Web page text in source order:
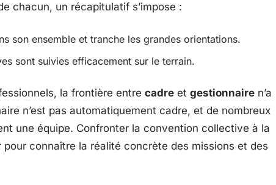
chacun, un récapitulatif s’impose :
son ensemble et tranche les grandes orientations.
sont suivies efficacement sur le terrain.
la frontière entre cadre et gestionnaire n’a
n’est pas automatiquement cadre, et de nombreux
une équipe. Confronter la convention collective à la
connaître la réalité concrète des missions et des